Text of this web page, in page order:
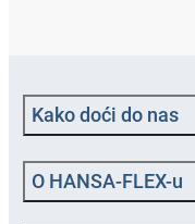
Kako doći do nas
O HANSA‑FLEX-u